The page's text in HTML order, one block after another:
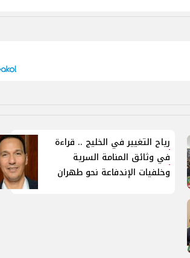
رياح التغيير في الخليج .. قراءة
في وثائق المنامة السرية
وخلفيات الإندفاعة نحو طهران